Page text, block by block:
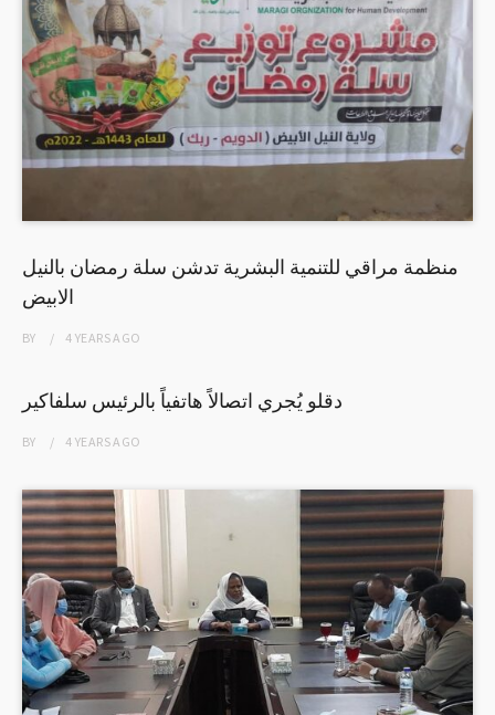
منظمة مراقي للتنمية البشرية تدشن سلة رمضان بالنيل
الابيض
BY 4 YEARSAGO
دقلو يُجري اتصالاً هاتفياً بالرئيس سلفاكير
BY 4 YEARSAGO